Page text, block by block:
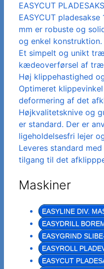
EASYCUT
EASYCUT
mm er robuste og
og enkel konstruktion.
Et simpelt og unikt
kædeoverførsel af
Høj klippehastighed
Optimeret
deformering af det
Højkvalitetsknive og
er standard. Der er
ligeholdelsesfri lejer
Leveres standard
tilgang til det
Maskiner
EASYLINE DIV.
EASYDRILL
EASYGRIND
EASYROLL
EASYCUT